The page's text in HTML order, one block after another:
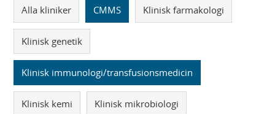
Alla kliniker CMMS Klinisk farmakologi
Klinisk genetik
Klinisk immunologi/transfusionsmedicin
Klinisk kemi Klinisk mikrobiologi